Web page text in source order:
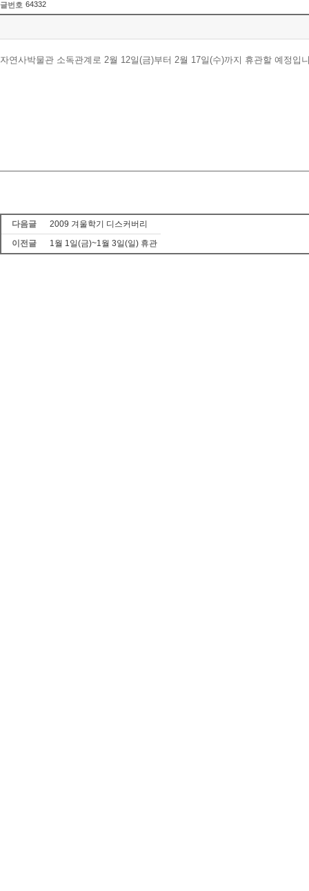
글번호 64332
자연사박물관 소독관계로 2월 12일(금)부터 2월 17일(수)까지 휴관할 예정
다음글
2009 겨울학기 디스커버리
이전글
1월 1일(금)~1월 3일(일) 휴관